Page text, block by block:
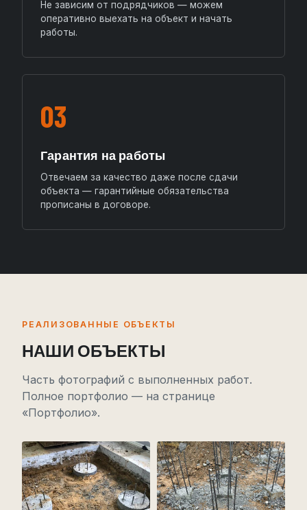
Не зависим от подрядчиков — можем
оперативно выехать на объект и начать
работы.
03
Гарантия на работы
Отвечаем за качество даже после сдачи
объекта — гарантийные обязательства
прописаны в договоре.
РЕАЛИЗОВАННЫЕ ОБЪЕКТЫ
НАШИ ОБЪЕКТЫ
Часть фотографий с выполненных работ.
Полное портфолио — на странице
«Портфолио».